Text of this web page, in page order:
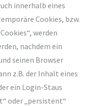
innerhalb eines
Cookies, bzw.
werden
nachdem ein
seinen Browser
z.B. der Inhalt eines
ein Login-Staus
oder „persistent“